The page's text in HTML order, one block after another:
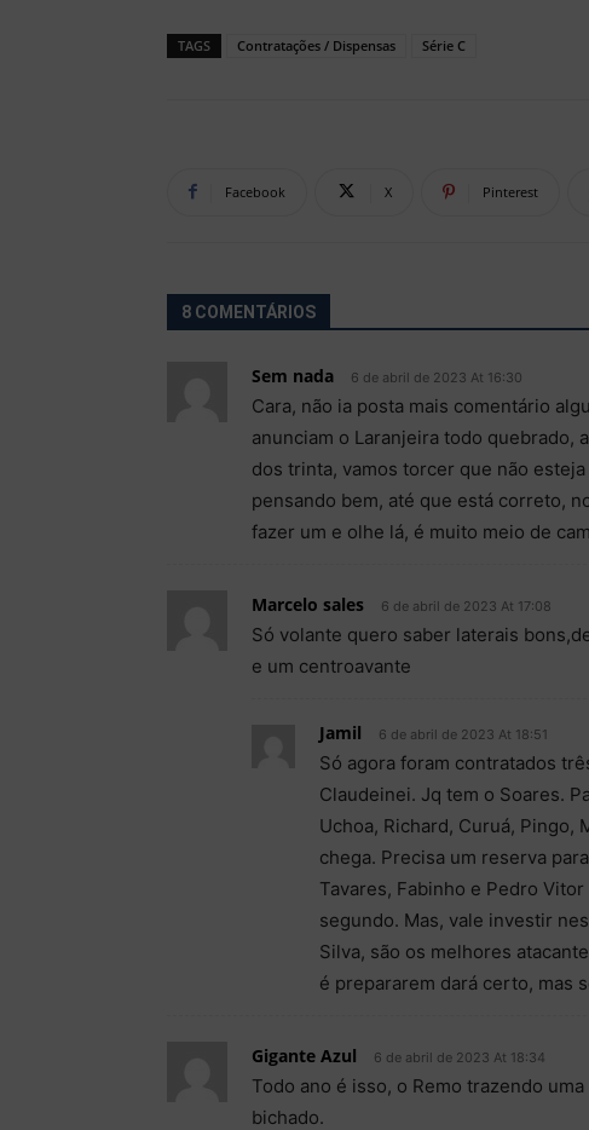
TAGS Contratações / Dispensas Série C
Facebook X Pinterest
8 COMENTÁRIOS
Sem nada 6 de abril de 2023 At 16:30
Cara, não ia posta mais comentário
anunciam o Laranjeira todo quebrado,
dos trinta, vamos torcer que não
pensando bem, até que está correto,
fazer um e olhe lá, é muito meio de
Marcelo sales 6 de abril de 2023 At 17:08
Só volante quero saber laterais
e um centroavante
Jamil 6 de abril de 2023 At 18:51
Só agora foram contratados
Claudeinei. Jq tem o Soares.
Uchoa, Richard, Curuá, Pingo,
chega. Precisa um reserva
Tavares, Fabinho e Pedro
segundo. Mas, vale investir
Silva, são os melhores
é prepararem dará certo, mas
Gigante Azul 6 de abril de 2023 At 18:34
Todo ano é isso, o Remo trazendo
bichado.